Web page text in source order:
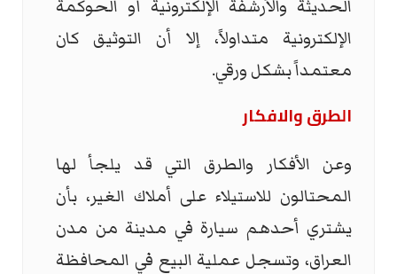
الحديثة والأرشفة الإلكترونية أو الحوكمة
الإلكترونية متداولاً، إلا أن التوثيق كان
معتمداً بشكل ورقي.
الطرق والافكار
وعن الأفكار والطرق التي قد يلجأ لها
المحتالون للاستيلاء على أملاك الغير، بأن
يشتري أحدهم سيارة في مدينة من مدن
العراق، وتسجل عملية البيع في المحافظة